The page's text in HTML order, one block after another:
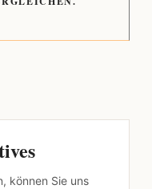
können Sie uns